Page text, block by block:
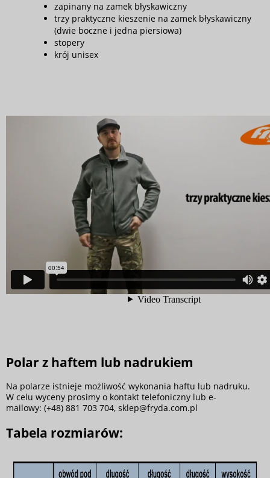
zapinany na zamek błyskawiczny
trzy praktyczne kieszenie na zamek błyskawiczny
(dwie boczne i jedna piersiowa)
stopery
krój unisex
Polar z haftem lub nadrukiem
Na polarze istnieje możliwość wykonania haftu lub nadruku.
W celu wyceny prosimy o kontakt telefoniczny lub e-
mailowy: (+48) 881 703 704, sklep@fryda.com.pl
Tabela rozmiarów: